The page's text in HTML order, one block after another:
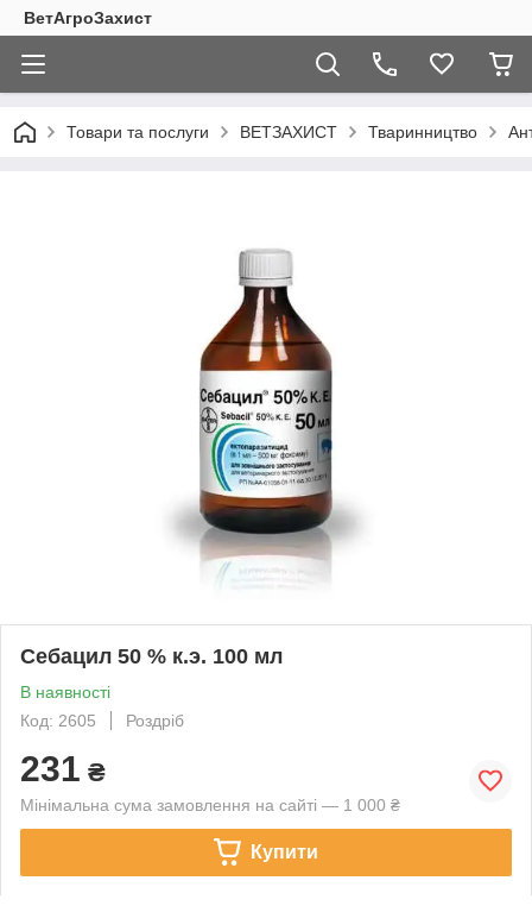
ВетАгроЗахист
Товари та послуги ВЕТЗАХИСТ Тваринництво
Себацил 50 % к.э. 100 мл
В наявності
Код: 2605
Роздріб
231 ₴
Мінімальна сума замовлення на сайті — 1 000 ₴
Купити